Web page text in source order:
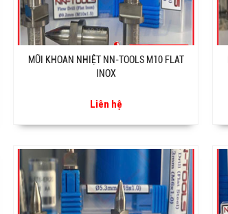
MŨI KHOAN NHIỆT NN-TOOLS M10 FLAT
INOX
Liên hệ